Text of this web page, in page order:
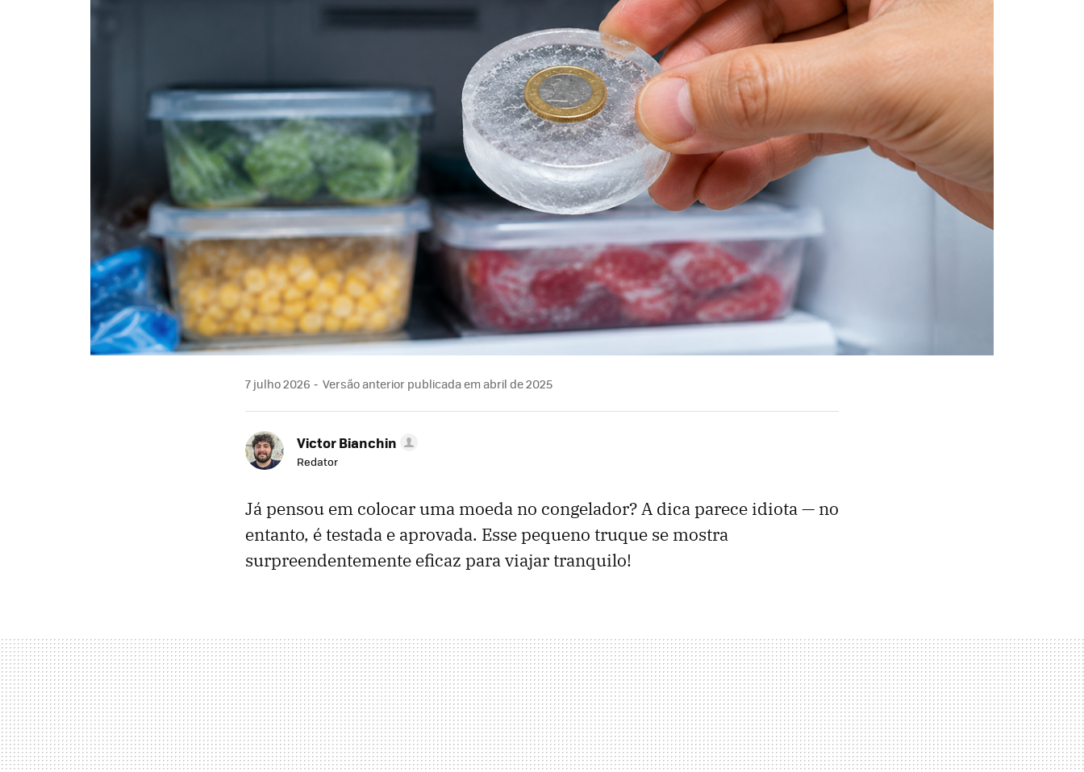
7 julho 2026 Versão anterior publicada em abril de 2025
Victor Bianchin
Redator
Já pensou em colocar uma moeda no congelador? A dica parece idiota — no
entanto, é testada e aprovada. Esse pequeno truque se mostra
surpreendentemente eficaz para viajar tranquilo!